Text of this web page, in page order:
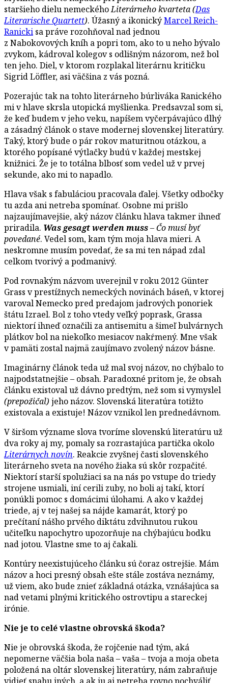
staršieho dielu nemeckéhoLiterárneho kvarteta (Das
Literarische Quartett). Úžasný a ikonickýMarcel Reich-
Ranicki sa práve rozohňoval nad jednou
z Nabokovových kníh a popri tom, ako to u neho bývalo
zvykom, kádroval kolegov s odlišným názorom, než bol
ten jeho. Diel, v ktorom rozplakal literárnu kritičku
Sigrid Löffler, asi väčšina z vás pozná.
Pozerajúc tak na tohto literárneho búrliváka Ranického
mi v hlave skrsla utopická myšlienka. Predsavzal som si,
že keď budem v jeho veku, napíšem vyčerpávajúco dlhý
a zásadný článok o stave modernej slovenskej literatúry.
Taký, ktorý bude o pár rokov maturitnou otázkou, a
ktorého popísané výtlačky budú v každej mestskej
knižnici. Že je to totálna blbosť som vedel už v prvej
sekunde, ako mi to napadlo.
Hlava však s fabuláciou pracovala ďalej. Všetky odbočky
tu azda ani netreba spomínať. Osobne mi prišlo
najzaujímavejšie, aký názov článku hlava takmer ihneď
priradila. Was gesagt werden muss– Čo musí byť
povedané. Vedel som, kam tým moja hlava mieri. A
neskromne musím povedať, že sa mi ten nápad zdal
celkom tvorivý a podmanivý.
Pod rovnakým názvom uverejnil v roku 2012 Günter
Grass v prestížnych nemeckých novinách báseň, v ktorej
varoval Nemecko pred predajom jadrových ponoriek
štátu Izrael. Bol z toho vtedy veľký poprask, Grassa
niektorí ihneď označili za antisemitu a šimeľ bulvárnych
plátkov bol na niekoľko mesiacov nakŕmený. Mne však
v pamäti zostal najmä zaujímavo zvolený názov básne.
Imaginárny článok teda už mal svoj názov, no chýbalo to
najpodstatnejšie – obsah. Paradoxné pritom je, že obsah
článku existoval už dávno predtým, než som si vymyslel
(prepožičal) jeho názov. Slovenská literatúra totižto
existovala a existuje! Názov vznikol len prednedávnom.
V širšom význame slova tvoríme slovenskú literatúru už
dva roky aj my, pomaly sa rozrastajúca partička okolo
Literárnych novín. Reakcie zvyšnej časti slovenského
literárneho sveta na nového žiaka sú skôr rozpačité.
Niektorí starší spolužiaci sa na nás po vstupe do triedy
strojene usmiali, iní cerili zuby, no boli aj takí, ktorí
ponúkli pomoc s domácimi úlohami. A ako v každej
triede, aj v tej našej sa nájde kamarát, ktorý po
prečítaní nášho prvého diktátu zdvihnutou rukou
učiteľku napochytro upozorňuje na chýbajúcu bodku
nad jotou. Vlastne sme to aj čakali.
Kontúry neexistujúceho článku sú čoraz ostrejšie. Mám
názov a hoci presný obsah ešte stále zostáva neznámy,
už viem, ako bude znieť základná otázka, vznášajúca sa
nad vetami plnými kritického ostrovtipu a stareckej
irónie.
Nie je to celé vlastne obrovská škoda?
Nie je obrovská škoda, že rojčenie nad tým, aká
nepomerne väčšia bola naša – vaša – tvoja a moja obeta
položená na oltár slovenskej literatúry, nám zabraňuje